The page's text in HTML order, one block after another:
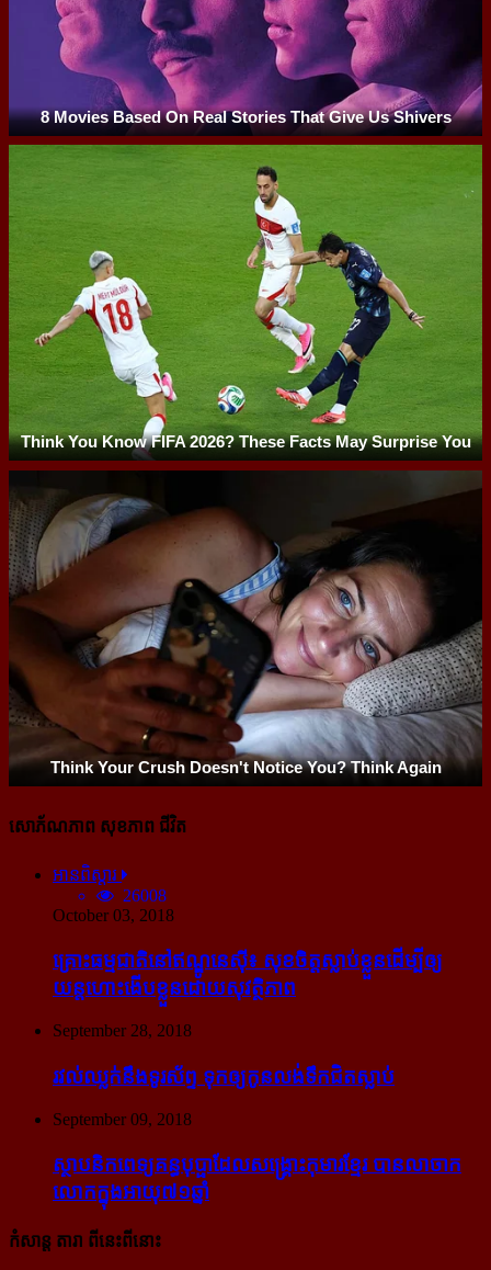
សោភ័ណភាព សុខភាព ជីវិត
អានពិស្ដារ
26008
October 03, 2018
គ្រោះធម្មជាតិនៅឥណ្ឌូនេស៊ី៖ សុខចិត្ត​ស្លាប់​ខ្លួន​ដើម្បី​ឲ្យ​
យន្ដហោះ​ងើប​ខ្លួន​ដោយ​សុវត្ថិភាព
September 28, 2018
រវល់​ឈ្លក់​នឹង​ទូរស័ព្ទ ទុក​ឲ្យ​កូន​លង់​ទឹក​ជិត​ស្លាប់
September 09, 2018
ស្ថាបនិក​ពេទ្យ​គន្ធបុប្ផា​ដែល​សង្គ្រោះ​កុមារ​ខ្មែរ​ បាន​លាចាក​
លោក​ក្នុង​អាយុ​៧១ឆ្នាំ
កំសាន្ដ តារា ពីនេះពីនោះ